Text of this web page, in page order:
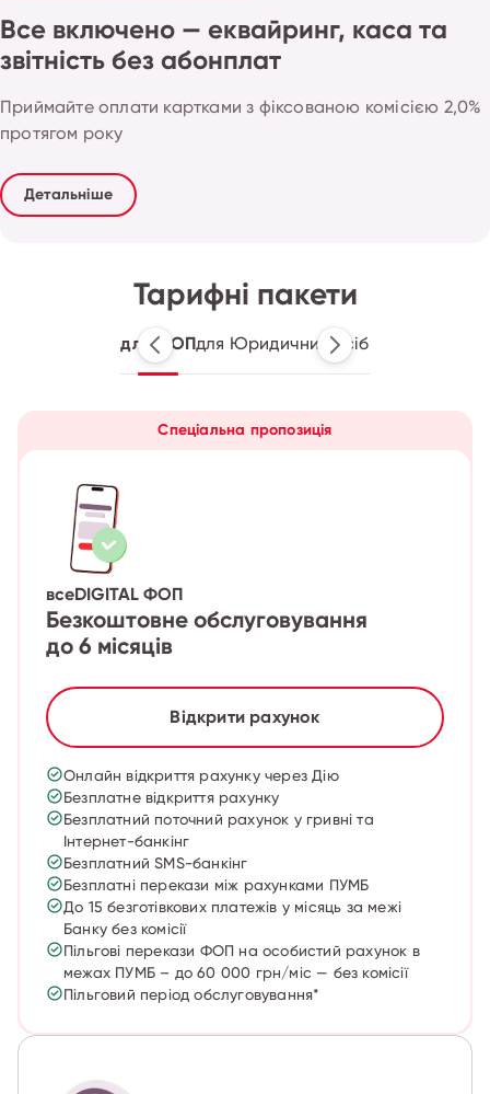
Все включено — еквайринг, каса та
звітність без абонплат
Приймайте оплати картками з фіксованою комісією 2,0%
протягом року
Детальніше
Тарифні пакети
для ФОПдля Юридичних осіб
Спеціальна пропозиція
всеDIGITAL ФОП
Безкоштовне обслуговування
до 6 місяців
Відкрити рахунок
Онлайн відкриття рахунку через Дію
Безплатне відкриття рахунку
Безплатний поточний рахунок у гривні та
Інтернет-банкінг
Безплатний SMS-банкінг
Безплатні перекази між рахунками ПУМБ
До 15 безготівкових платежів у місяць за межі
Банку без комісії
Пільгові перекази ФОП на особистий рахунок в
межах ПУМБ – до 60 000 грн/міс — без комісії
Пільговий період обслуговування*